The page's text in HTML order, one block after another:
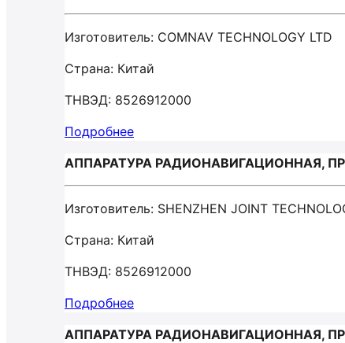
Изготовитель: COMNAV TECHNOLOGY LTD
Страна: Китай
ТНВЭД: 8526912000
Подробнее
АППАРАТУРА РАДИОНАВИГАЦИОННАЯ,
Изготовитель: SHENZHEN JOINT
Страна: Китай
ТНВЭД: 8526912000
Подробнее
АППАРАТУРА РАДИОНАВИГАЦИОННАЯ,